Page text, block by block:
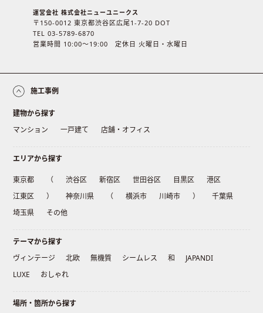
運営会社 株式会社ニューユニークス
〒150-0012 東京都渋谷区広尾1-7-20 DOT
TEL 03-5789-6870
営業時間 10:00〜19:00 定休日 火曜日・水曜日
施工事例
建物から探す
マンション
一戸建て 店舗・オフィス
エリアから探す
東京都 （ 渋谷区 新宿区 世田谷区 目黒区
港区
江東区
） 神奈川県 （ 横浜市 川崎市 ）
千葉県
埼玉県
その他
テーマから探す
ヴィンテージ
北欧 無機質 シームレス 和
JAPANDI
LUXE
おしゃれ
場所・箇所から探す